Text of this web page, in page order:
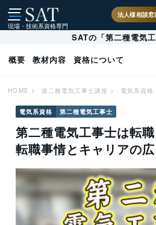
現場・技術系資格専門
法人様相談
SATの「第二種電気
概要
教材内容 資格について
HOME > 第二種電気工事士講座 > 電気系資格
電気系資格 第二種電気工事士
第二種電気工事士は転
転職事情とキャリアの